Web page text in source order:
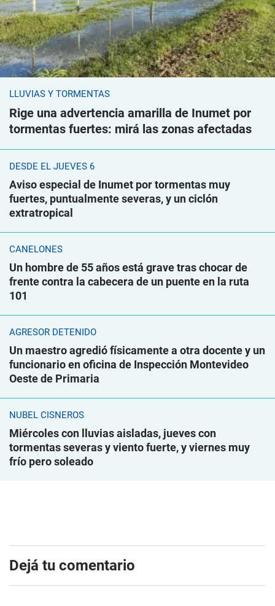
LLUVIAS Y TORMENTAS
Rige una advertencia amarilla de Inumet por
tormentas fuertes: mirá las zonas afectadas
DESDE EL JUEVES 6
Aviso especial de Inumet por tormentas muy
fuertes, puntualmente severas, y un ciclón
extratropical
CANELONES
Un hombre de 55 años está grave tras chocar de
frente contra la cabecera de un puente en la ruta
101
AGRESOR DETENIDO
Un maestro agredió físicamente a otra docente y un
funcionario en oficina de Inspección Montevideo
Oeste de Primaria
NUBEL CISNEROS
Miércoles con lluvias aisladas, jueves con
tormentas severas y viento fuerte, y viernes muy
frío pero soleado
Dejá tu comentario